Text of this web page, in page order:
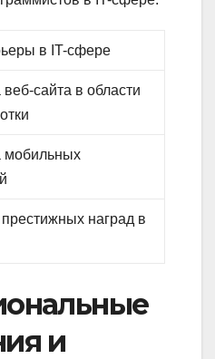
в IT-сфере
веб-сайта в области
мобильных
наград в
и